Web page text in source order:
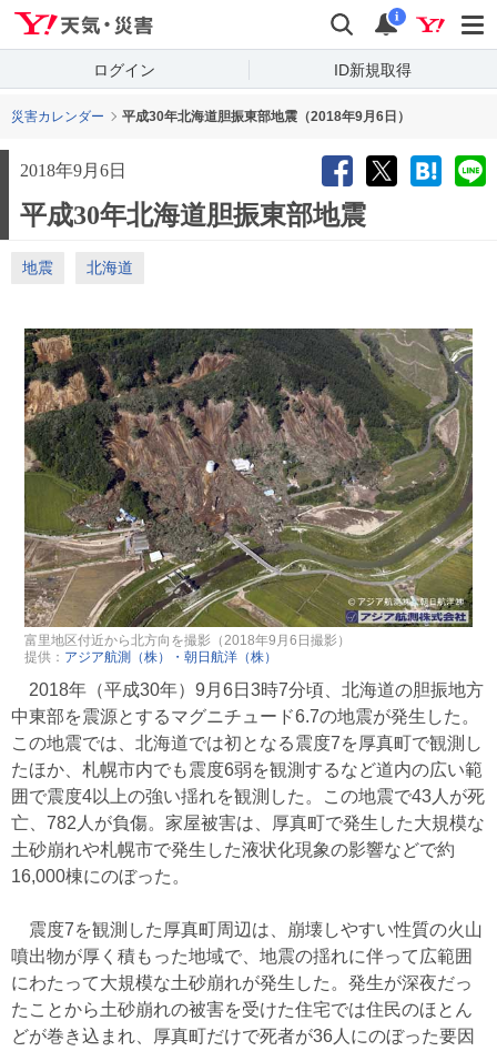
検索 通知
i
ログイン ID新規取得
災害カレンダー 平成30年北海道胆振東部地震（2018年9月6日）
2018年9月6日
平成30年北海道胆振東部地震
地震 北海道
富里地区付近から北方向を撮影（2018年9月6日撮影）
提供： アジア航測（株）・朝日航洋（株）
2018年（平成30年）9月6日3時7分頃、北海道の胆振地方
中東部を震源とするマグニチュード6.7の地震が発生した。
この地震では、北海道では初となる震度7を厚真町で観測し
たほか、札幌市内でも震度6弱を観測するなど道内の広い範
囲で震度4以上の強い揺れを観測した。この地震で43人が死
亡、782人が負傷。家屋被害は、厚真町で発生した大規模な
土砂崩れや札幌市で発生した液状化現象の影響などで約
16,000棟にのぼった。
震度7を観測した厚真町周辺は、崩壊しやすい性質の火山
噴出物が厚く積もった地域で、地震の揺れに伴って広範囲
にわたって大規模な土砂崩れが発生した。発生が深夜だっ
たことから土砂崩れの被害を受けた住宅では住民のほとん
どが巻き込まれ、厚真町だけで死者が36人にのぼった要因